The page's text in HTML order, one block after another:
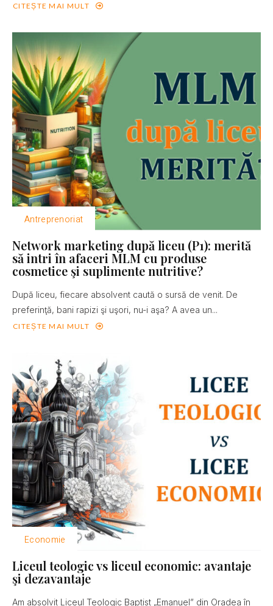
CITEȘTE MAI MULT
Antreprenoriat
Network marketing după liceu (P1): merită
să intri în afaceri MLM cu produse
cosmetice şi suplimente nutritive?
După liceu, fiecare absolvent caută o sursă de venit. De
preferinţă, bani rapizi şi uşori, nu-i aşa? A avea un...
CITEȘTE MAI MULT
Economie
Liceul teologic vs liceul economic: avantaje
şi dezavantaje
Am absolvit Liceul Teologic Baptist „Emanuel” din Oradea în